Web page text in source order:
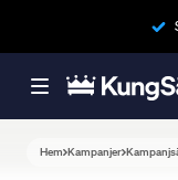
Hem Kampanjer